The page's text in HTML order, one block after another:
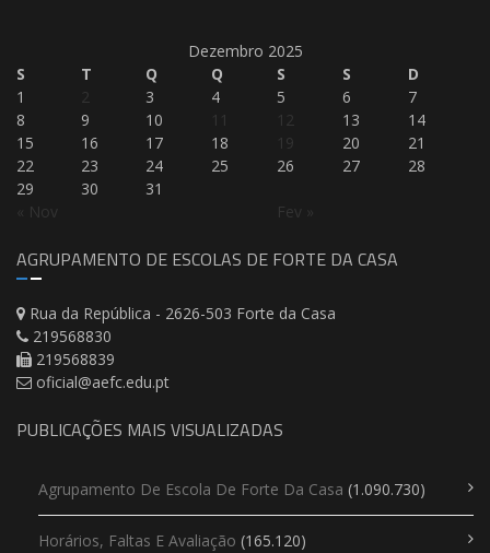
Dezembro 2025
S
T Q Q S S D
« Nov Fev »
1 2 3 4 5 6
7
8
9 10 11 12 13
14
15
16 17 18 19 20
21
22
23 24 25 26 27
28
29
30 31
AGRUPAMENTO DE ESCOLAS DE FORTE DA CASA
Rua da República - 2626-503 Forte da Casa
219568830
219568839
oficial@aefc.edu.pt
PUBLICAÇÕES MAIS VISUALIZADAS
Agrupamento De Escola De Forte Da Casa (1.090.730)
Horários, Faltas E Avaliação (165.120)